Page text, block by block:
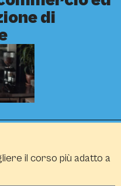
di
il corso più adatto a